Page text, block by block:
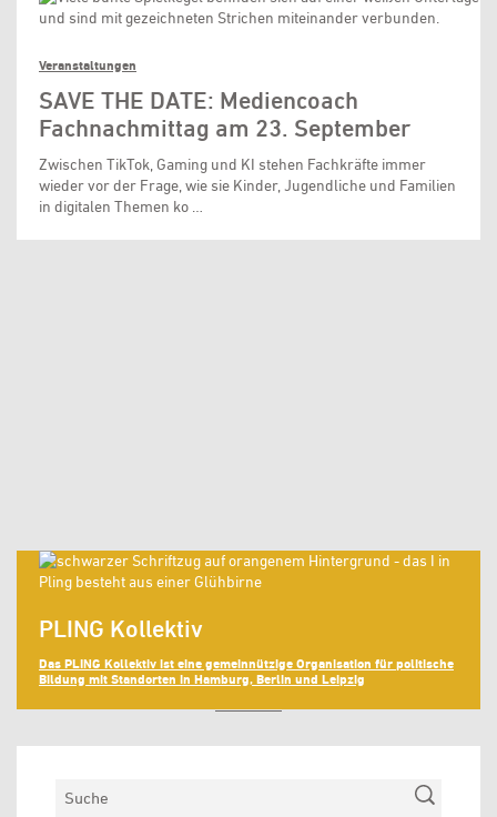
Veranstaltungen
SAVE THE DATE: Mediencoach
Fachnachmittag am 23. September
Zwischen TikTok, Gaming und KI stehen Fachkräfte immer
wieder vor der Frage, wie sie Kinder, Jugendliche und Familien
in digitalen Themen ko …
PLING Kollektiv
Das PLING Kollektiv ist eine gemeinnützige Organisation für politische
Bildung mit Standorten in Hamburg, Berlin und Leipzig
Suchen